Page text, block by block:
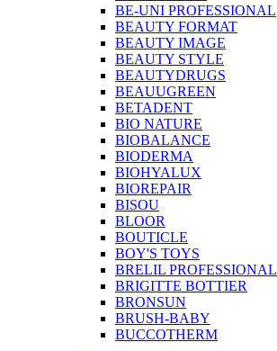
BE-UNI PROFESSIONAL
BEAUTY FORMAT
BEAUTY IMAGE
BEAUTY STYLE
BEAUTYDRUGS
BEAUUGREEN
BETADENT
BIO NATURE
BIOBALANCE
BIODERMA
BIOHYALUX
BIOREPAIR
BISOU
BLOOR
BOUTICLE
BOY'S TOYS
BRELIL PROFESSIONAL
BRIGITTE BOTTIER
BRONSUN
BRUSH-BABY
BUCCOTHERM